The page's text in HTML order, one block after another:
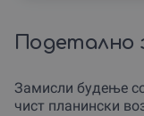
Подетално
Замисли будење
чист планински